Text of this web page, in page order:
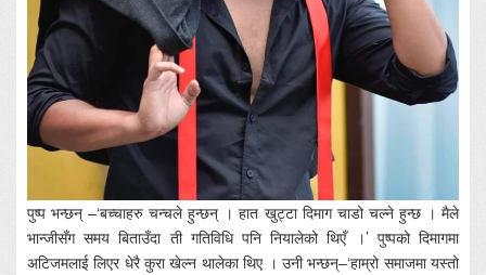
पुष्प भन्छन् –‘बच्चाहरु चन्चले हुन्छन् । हात खुट्टा दिमाग चाडो चल्ने हुन्छ । मैले
भान्जीसँग समय बिताउँदा ती गतिविधि पनि नियालेको थिएँ ।’ पुष्पको दिमागमा
अटिजमलाई लिएर धेरै कुरा खेल्न थालेका थिए । उनी भन्छन्–‘हाम्रो समाजमा यस्तो